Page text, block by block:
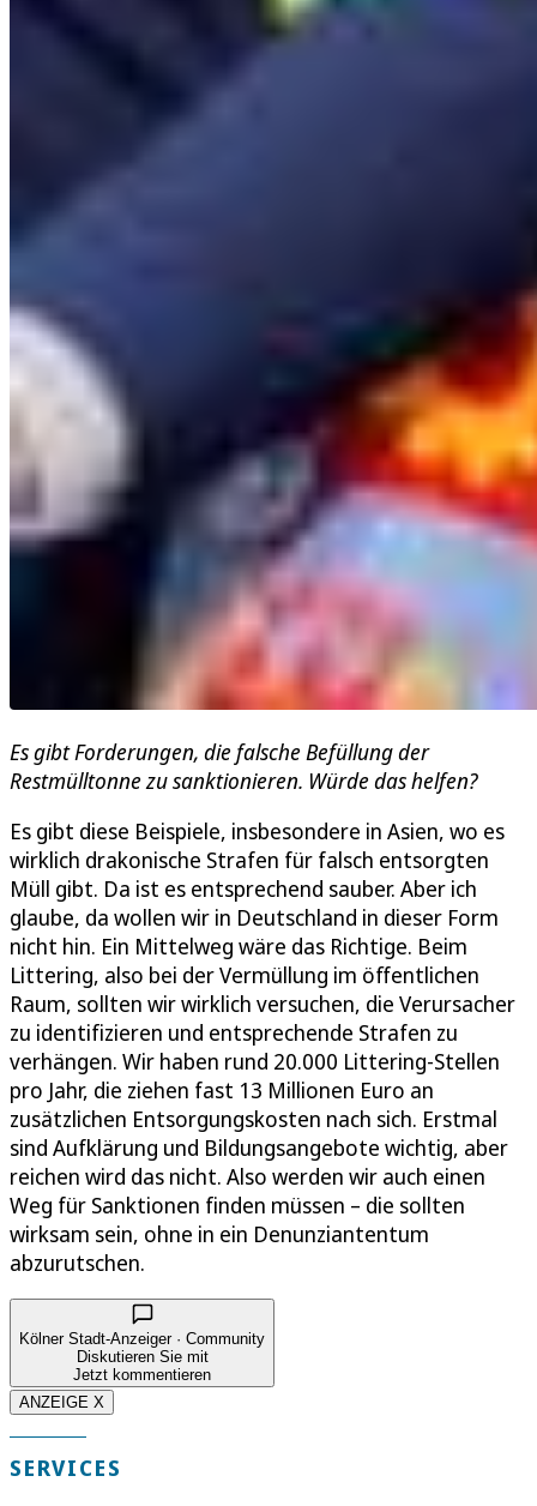
Es gibt Forderungen, die falsche Befüllung der
Restmülltonne zu sanktionieren. Würde das helfen?
Es gibt diese Beispiele, insbesondere in Asien, wo es
wirklich drakonische Strafen für falsch entsorgten
Müll gibt. Da ist es entsprechend sauber. Aber ich
glaube, da wollen wir in Deutschland in dieser Form
nicht hin. Ein Mittelweg wäre das Richtige. Beim
Littering, also bei der Vermüllung im öffentlichen
Raum, sollten wir wirklich versuchen, die Verursacher
zu identifizieren und entsprechende Strafen zu
verhängen. Wir haben rund 20.000 Littering-Stellen
pro Jahr, die ziehen fast 13 Millionen Euro an
zusätzlichen Entsorgungskosten nach sich. Erstmal
sind Aufklärung und Bildungsangebote wichtig, aber
reichen wird das nicht. Also werden wir auch einen
Weg für Sanktionen finden müssen – die sollten
wirksam sein, ohne in ein Denunziantentum
abzurutschen.
Kölner Stadt-Anzeiger · Community
Diskutieren Sie mit
Jetzt kommentieren
ANZEIGE X
SERVICES